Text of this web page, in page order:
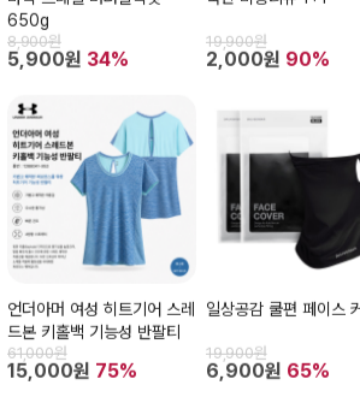
650g
8,900원
5,900원 34%
19,900원
2,000원 90%
언더아머 여성 히트기어 스레
드본 키홀백 기능성 반팔티
61,000원
15,000원 75%
일상공감 쿨편 페이스
19,900원
6,900원 65%